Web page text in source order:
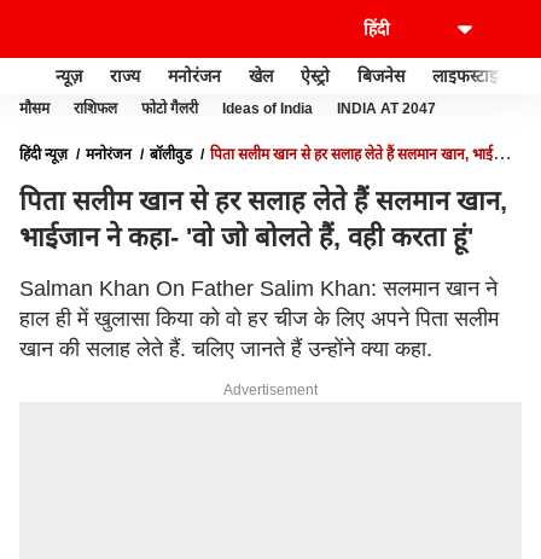
न्यूज़ राज्य मनोरंजन खेल ऐस्ट्रो बिजनेस लाइफस्टाइल
मौसम राशिफल फोटो गैलरी Ideas of India INDIA AT 2047
हिंदी न्यूज़ मनोरंजन बॉलीवुड
पिता सलीम खान से हर सलाह लेते हैं सलमान खान, भाईजान
पिता सलीम खान से हर सलाह लेते हैं सलमान खान,
भाईजान ने कहा- 'वो जो बोलते हैं, वही करता हूं'
Salman Khan On Father Salim Khan: सलमान खान ने
हाल ही में खुलासा किया को वो हर चीज के लिए अपने पिता सलीम
खान की सलाह लेते हैं. चलिए जानते हैं उन्होंने क्या कहा.
Advertisement